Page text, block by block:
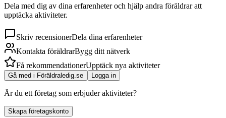
Dela med dig av dina erfarenheter och hjälp andra föräldrar att
upptäcka aktiviteter.
Skriv recensionerDela dina erfarenheter
Kontakta föräldrarBygg ditt nätverk
Få rekommendationerUpptäck nya aktiviteter
Gå med i Föräldraledig.se Logga in
Är du ett företag som erbjuder aktiviteter?
Skapa företagskonto